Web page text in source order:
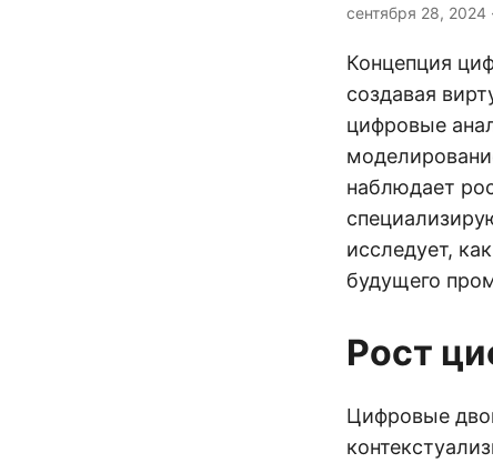
сентября 28, 2024
Концепция
создавая
цифровые
наблюдает
исследует,
будущего
Рост
Цифровые